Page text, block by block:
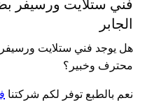
فني ستلايت ورسيفر
الجابر
هل يوجد فني ستلايت ورسيفر
محترف وخبير؟
نعم بالطبع توفر لكم شركتنا